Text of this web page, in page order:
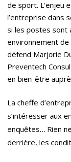
de sport. L’enjeu
l’entreprise dans
si les postes sont
environnement
défend Marjorie
Preventech
en bien-être
La cheffe
s’intéresser aux
enquêtes… Rien
derrière, les